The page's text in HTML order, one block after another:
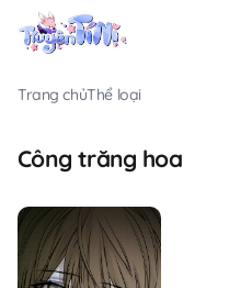
Trang chủThể loại
Công trăng hoa